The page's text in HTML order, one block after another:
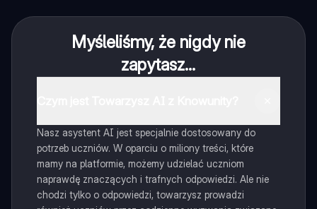
Myśleliśmy, że nigdy nie
zapytasz...
Nasz asystent AI jest specjalnie dostosowany do
potrzeb uczniów. W oparciu o miliony treści, które
mamy na platformie, możemy udzielać uczniom
naprawdę znaczących i trafnych odpowiedzi. Ale nie
chodzi tylko o odpowiedzi, towarzysz prowadzi